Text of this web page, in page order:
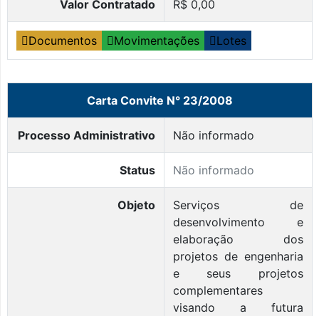
Valor Contratado R$ 0,00
Documentos Movimentações Lotes
Carta Convite N° 23/2008
Processo Administrativo Não informado
Status Não informado
Objeto
Serviços de
desenvolvimento e
elaboração dos
projetos de engenharia
e seus projetos
complementares
visando a futura